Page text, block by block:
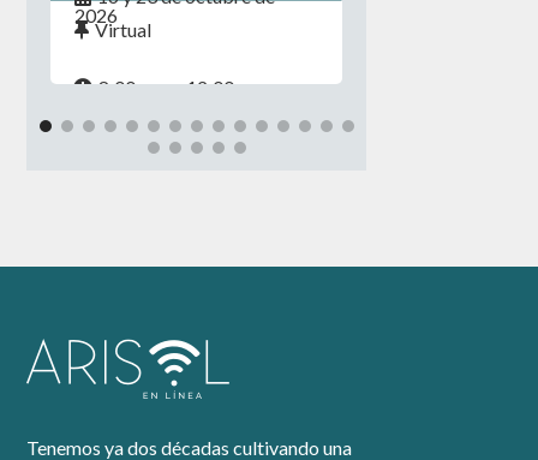
Virtual
8:00 a.m. - 12:00 p.m.
2026
Tenemos ya dos décadas cultivando una